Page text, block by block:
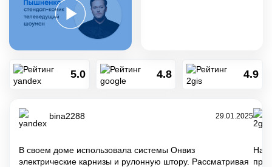
5.0 4.8 4.9
bina2288 29.01.2025
В своем доме использовала системы Онвиз
электрические карнизы и рулонную штору. Рассматривая
На